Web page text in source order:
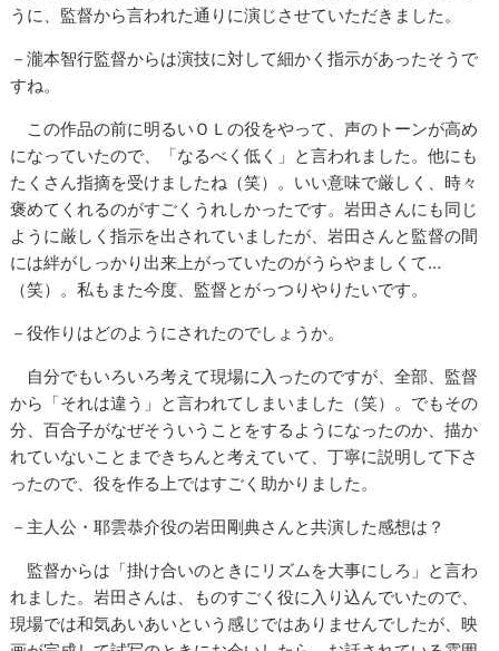
うに、監督から言われた通りに演じさせていただきました。
－瀧本智行監督からは演技に対して細かく指示があったそうで
すね。
この作品の前に明るいＯＬの役をやって、声のトーンが高め
になっていたので、「なるべく低く」と言われました。他にも
たくさん指摘を受けましたね（笑）。いい意味で厳しく、時々
褒めてくれるのがすごくうれしかったです。岩田さんにも同じ
ように厳しく指示を出されていましたが、岩田さんと監督の間
には絆がしっかり出来上がっていたのがうらやましくて…
（笑）。私もまた今度、監督とがっつりやりたいです。
－役作りはどのようにされたのでしょうか。
自分でもいろいろ考えて現場に入ったのですが、全部、監督
から「それは違う」と言われてしまいました（笑）。でもその
分、百合子がなぜそういうことをするようになったのか、描か
れていないことまできちんと考えていて、丁寧に説明して下さ
ったので、役を作る上ではすごく助かりました。
－主人公・耶雲恭介役の岩田剛典さんと共演した感想は？
監督からは「掛け合いのときにリズムを大事にしろ」と言わ
れました。岩田さんは、ものすごく役に入り込んでいたので、
現場では和気あいあいという感じではありませんでしたが、映